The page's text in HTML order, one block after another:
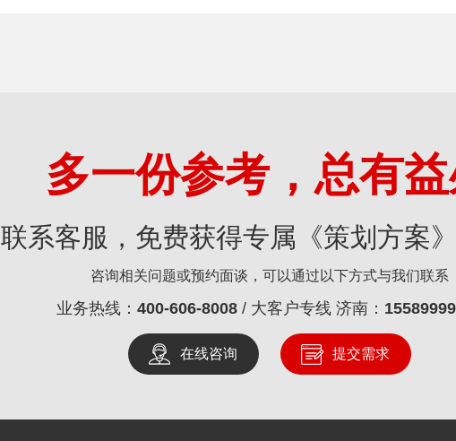
多一份参考，总有
联系客服，免费获得专属《策划方案
咨询相关问题或预约面谈，可以通过以下方式与我们联系
业务热线： 400-606-8008 / 大客户专线 济南：
在线咨询 提交需求